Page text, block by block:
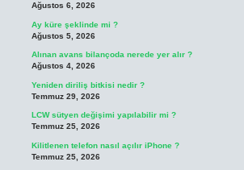
Ağustos 6, 2026
Ay küre şeklinde mi ?
Ağustos 5, 2026
Alınan avans bilançoda nerede yer alır ?
Ağustos 4, 2026
Yeniden diriliş bitkisi nedir ?
Temmuz 29, 2026
LCW sütyen değişimi yapılabilir mi ?
Temmuz 25, 2026
Kilitlenen telefon nasıl açılır iPhone ?
Temmuz 25, 2026